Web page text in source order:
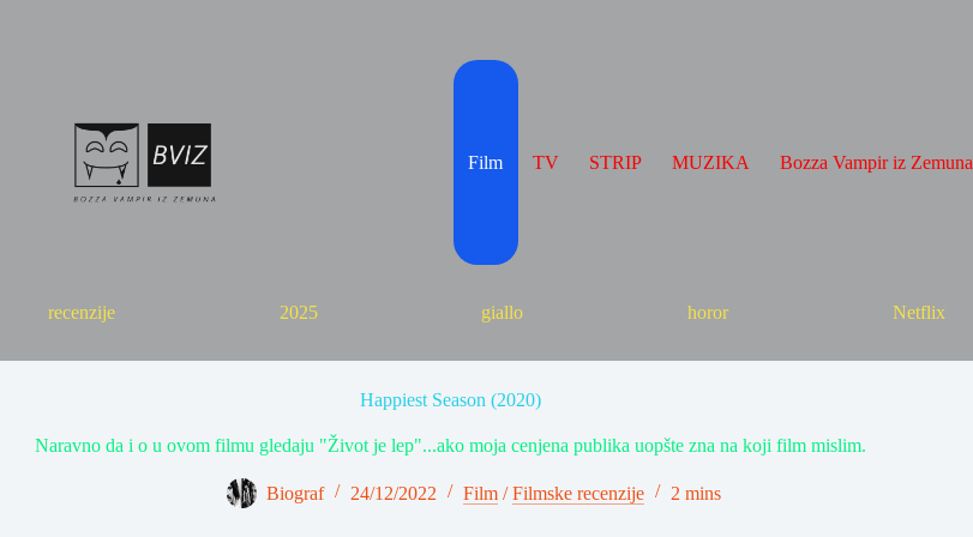
Film TV STRIP MUZIKA Bozza Vampir iz Zemuna
recenzije 2025 giallo horor Netflix
Happiest Season (2020)
Naravno da i o u ovom filmu gledaju "Život je lep"...ako moja cenjena publika uopšte zna na koji film mislim.
Biograf 24/12/2022 Film /Filmske recenzije 2 mins